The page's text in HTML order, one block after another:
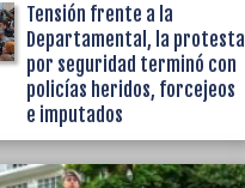
Tensión frente a la
Departamental, la protesta
por seguridad terminó con
policías heridos, forcejeos
e imputados